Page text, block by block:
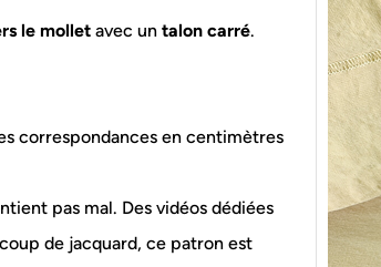
le mollet avec un talon carré.
correspondances en centimètres
pas mal. Des vidéos dédiées
de jacquard, ce patron est